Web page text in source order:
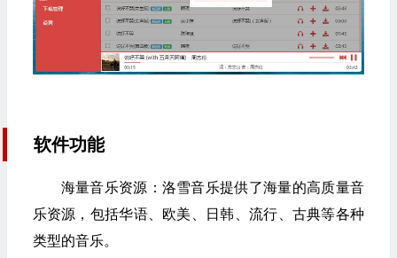
软件功能
海量音乐资源：洛雪音乐提供了海量的高质量音
乐资源，包括华语、欧美、日韩、流行、古典等各种
类型的音乐。